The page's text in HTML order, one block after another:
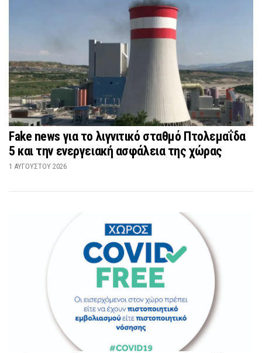
Fake news για το λιγνιτικό σταθμό Πτολεμαΐδα
5 και την ενεργειακή ασφάλεια της χώρας
1 ΑΥΓΟΎΣΤΟΥ 2026